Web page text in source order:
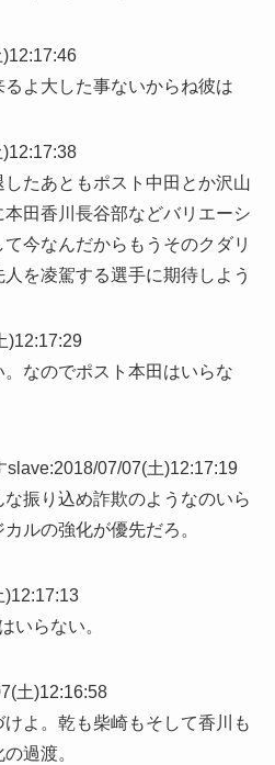
よ大した事ないからね彼は
たあともポスト中田とか沢山
田香川長谷部などバリエーシ
今なんだからもうそのクダリ
を凌駕する選手に期待しよう
)12:17:29
なのでポスト本田はいらな
slave:2018/07/07(土)12:17:19
振り込め詐欺のようなのいら
ルの強化が優先だろ。
)12:17:13
いらない。
土)12:16:58
よ。乾も柴崎もそして香川も
過渡。